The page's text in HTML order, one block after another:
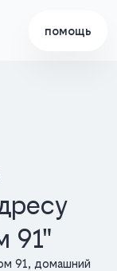
помощь
91"
91, домашний